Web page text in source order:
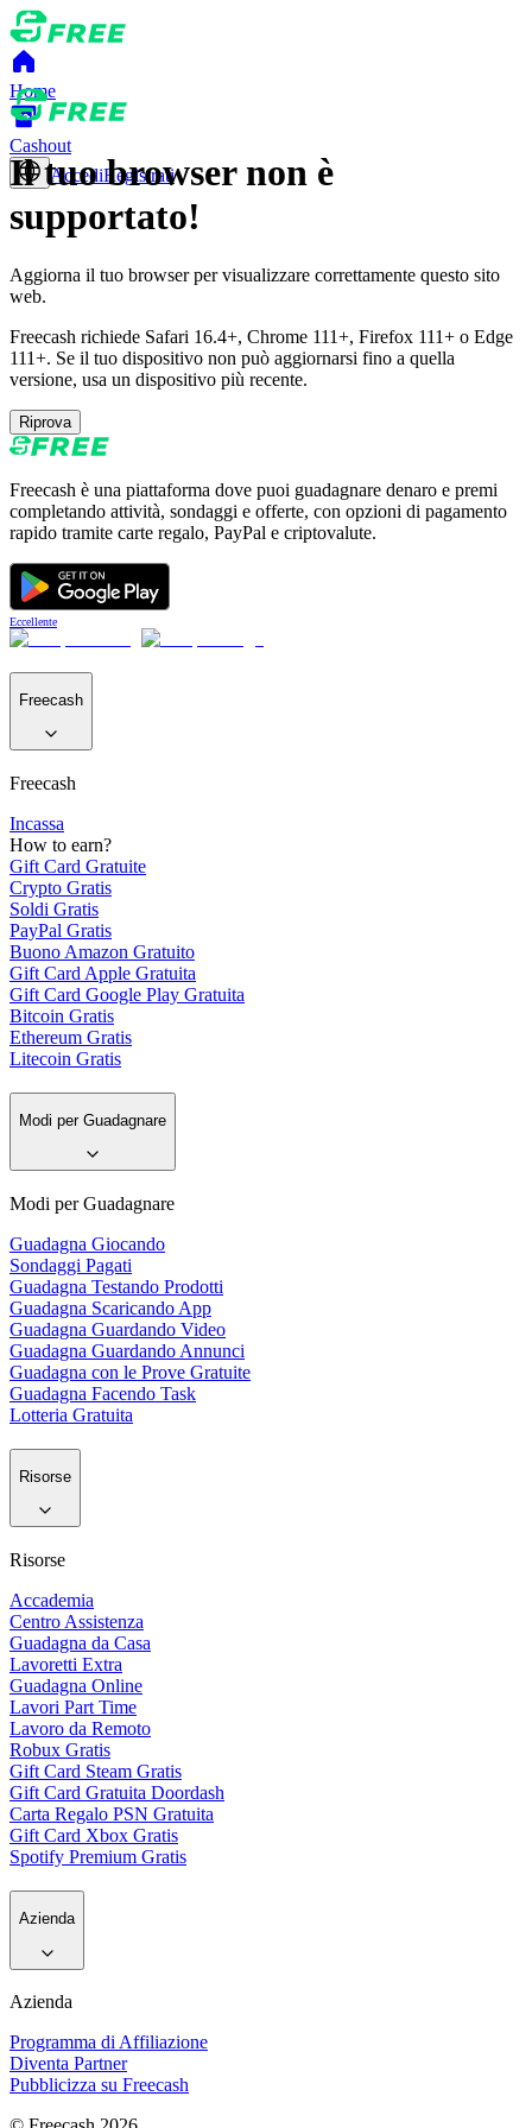
Home
Cashout
AccediRegistrati
Il tuo browser non è
supportato!
Aggiorna il tuo browser per visualizzare correttamente questo sito
web.
Freecash richiede Safari 16.4+, Chrome 111+, Firefox 111+ o Edge
111+. Se il tuo dispositivo non può aggiornarsi fino a quella
versione, usa un dispositivo più recente.
Riprova
Freecash è una piattaforma dove puoi guadagnare denaro e premi
completando attività, sondaggi e offerte, con opzioni di pagamento
rapido tramite carte regalo, PayPal e criptovalute.
Eccellente
Freecash
Freecash
Incassa
How to earn?
Gift Card Gratuite
Crypto Gratis
Soldi Gratis
PayPal Gratis
Buono Amazon Gratuito
Gift Card Apple Gratuita
Gift Card Google Play Gratuita
Bitcoin Gratis
Ethereum Gratis
Litecoin Gratis
Modi per Guadagnare
Modi per Guadagnare
Guadagna Giocando
Sondaggi Pagati
Guadagna Testando Prodotti
Guadagna Scaricando App
Guadagna Guardando Video
Guadagna Guardando Annunci
Guadagna con le Prove Gratuite
Guadagna Facendo Task
Lotteria Gratuita
Risorse
Risorse
Accademia
Centro Assistenza
Guadagna da Casa
Lavoretti Extra
Guadagna Online
Lavori Part Time
Lavoro da Remoto
Robux Gratis
Gift Card Steam Gratis
Gift Card Gratuita Doordash
Carta Regalo PSN Gratuita
Gift Card Xbox Gratis
Spotify Premium Gratis
Azienda
Azienda
Programma di Affiliazione
Diventa Partner
Pubblicizza su Freecash